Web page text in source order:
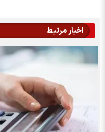
اخبار مرتبط